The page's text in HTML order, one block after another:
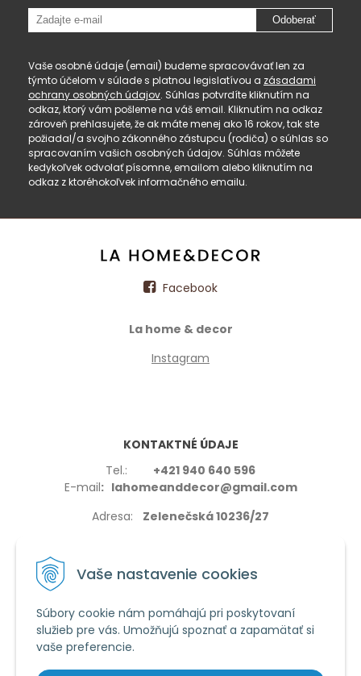
Vaše nastavenie cookies
Súbory cookie nám pomáhajú pri poskytovaní
služieb pre vás. Umožňujú spoznať a zapamätať si
vaše preferencie.
Odoberať
Vaše osobné údaje (email) budeme spracovávať len za
týmto účelom v súlade s platnou legislatívou a zásadami
ochrany osobných údajov. Súhlas potvrdíte kliknutím na
odkaz, ktorý vám pošleme na váš email. Kliknutím na odkaz
zároveň prehlasujete, že ak máte menej ako 16 rokov, tak ste
požiadal/a svojho zákonného zástupcu (rodiča) o súhlas so
spracovaním vašich osobných údajov. Súhlas môžete
kedykoľvek odvolať písomne, emailom alebo kliknutím na
odkaz z ktoréhokoľvek informačného emailu.
Facebook
La home & decor
Instagram
KONTAKTNÉ ÚDAJE
Tel.: +421 940 640 596
E-mail: lahomeanddecor@gmail.com
Adresa: Zelenečská 10236/27
VŠETKO O NÁKUPE